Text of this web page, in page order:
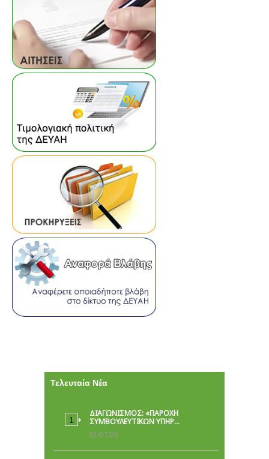
Τελευταία Νέα
ΔΙΑΓΩΝΙΣΜΟΣ: «ΠΑΡΟΧΉ
ΣΥΜΒΟΥΛΕΥΤΙΚΏΝ ΥΠΗΡ…
01/07/26